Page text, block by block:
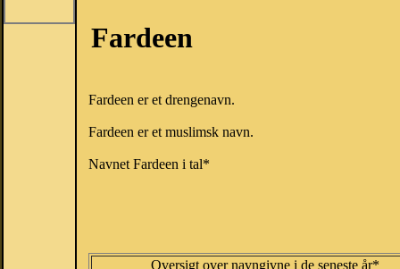
Fardeen
Fardeen er et drengenavn.
Fardeen er et muslimsk navn.
Navnet Fardeen i tal*
Oversigt over navngivne i de seneste år*